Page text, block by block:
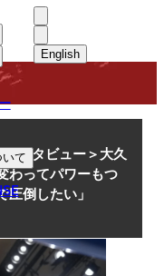
한국어
中文（简体
て
English
ンタビュー＞大久
わってパワーもつ
圧倒したい」